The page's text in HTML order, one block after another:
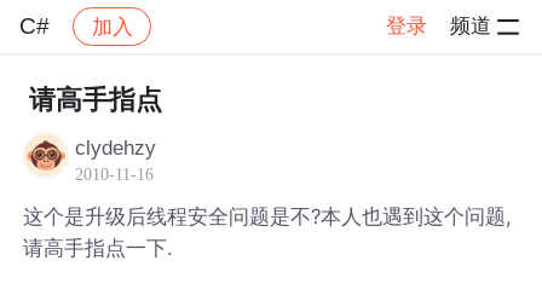
C# 加入 登录 频道
社区 C#
请高手指点
clydehzy
2010-11-16
这个是升级后线程安全问题是不?本人也遇到这个问题,
请高手指点一下.